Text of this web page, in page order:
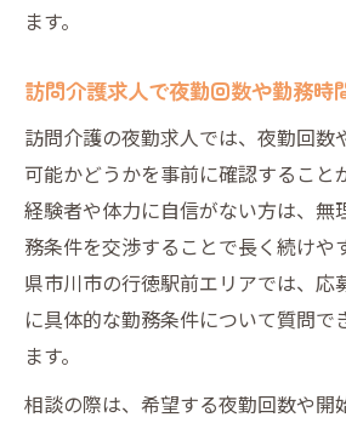
ます。
訪問介護求人で夜勤回数や勤務時
訪問介護の夜勤求人では、夜勤回数
可能かどうかを事前に確認すること
経験者や体力に自信がない方は、無
務条件を交渉することで長く続けや
県市川市の行徳駅前エリアでは、応
に具体的な勤務条件について質問で
ます。
相談の際は、希望する夜勤回数や開